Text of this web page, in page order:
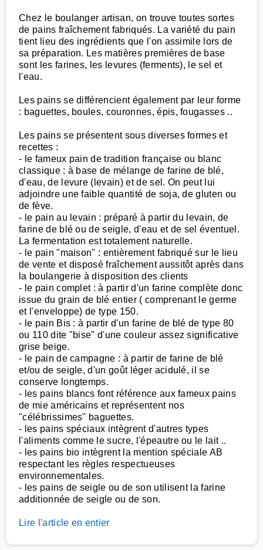
Chez le boulanger artisan, on trouve toutes sortes
de pains fraîchement fabriqués. La variété du pain
tient lieu des ingrédients que l'on assimile lors de
sa préparation. Les matières premières de base
sont les farines, les levures (ferments), le sel et
l'eau.
Les pains se différencient également par leur forme
: baguettes, boules, couronnes, épis, fougasses ..
Les pains se présentent sous diverses formes et
recettes :
- le fameux pain de tradition française ou blanc
classique : à base de mélange de farine de blé,
d'eau, de levure (levain) et de sel. On peut lui
adjoindre une faible quantité de soja, de gluten ou
de fève.
- le pain au levain : préparé à partir du levain, de
farine de blé ou de seigle, d'eau et de sel éventuel.
La fermentation est totalement naturelle.
- le pain "maison" : entièrement fabriqué sur le lieu
de vente et disposé fraîchement aussitôt après dans
la boulangerie à disposition des clients
- le pain complet : à partir d'un farine complète donc
issue du grain de blé entier ( comprenant le germe
et l'enveloppe) de type 150.
- le pain Bis : à partir d'un farine de blé de type 80
ou 110 dite "bise" d'une couleur assez significative
grise beige.
- le pain de campagne : à partir de farine de blé
et/ou de seigle, d'un goût léger acidulé, il se
conserve longtemps.
- les pains blancs font référence aux fameux pains
de mie américains et représentent nos
"célébrissimes" baguettes.
- les pains spéciaux intègrent d'autres types
l'aliments comme le sucre, l'épeautre ou le lait ..
- les pains bio intègrent la mention spéciale AB
respectant les règles respectueuses
environnementales.
- les pains de seigle ou de son utilisent la farine
additionnée de seigle ou de son.
Lire l'article en entier